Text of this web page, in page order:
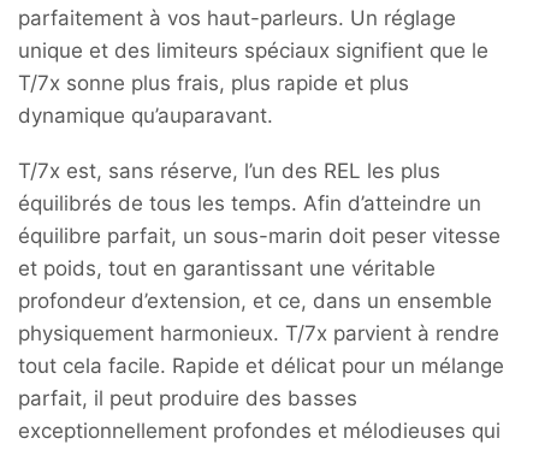
parfaitement à vos haut-parleurs. Un réglage
unique et des limiteurs spéciaux signifient que le
T/7x sonne plus frais, plus rapide et plus
dynamique qu’auparavant.
T/7x est, sans réserve, l’un des REL les plus
équilibrés de tous les temps. Afin d’atteindre un
équilibre parfait, un sous-marin doit peser vitesse
et poids, tout en garantissant une véritable
profondeur d’extension, et ce, dans un ensemble
physiquement harmonieux. T/7x parvient à rendre
tout cela facile. Rapide et délicat pour un mélange
parfait, il peut produire des basses
exceptionnellement profondes et mélodieuses qui